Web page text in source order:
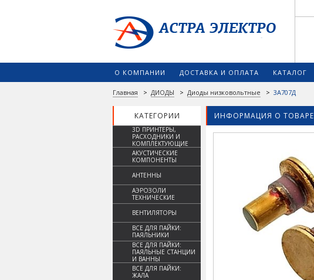
О КОМПАНИИ ДОСТАВКА И ОПЛАТА КАТАЛОГ
Главная > ДИОДЫ > Диоды низковольтные > 3А707Д
КАТЕГОРИИ ИНФОРМАЦИЯ О ТОВАРЕ
3D ПРИНТЕРЫ,
РАСХОДНИКИ И
КОМПЛЕКТУЮЩИЕ
АКУСТИЧЕСКИЕ
КОМПОНЕНТЫ
АНТЕННЫ
АЭРОЗОЛИ
ТЕХНИЧЕСКИЕ
ВЕНТИЛЯТОРЫ
ВСЕ ДЛЯ ПАЙКИ:
ПАЯЛЬНИКИ
ВСЕ ДЛЯ ПАЙКИ:
ПАЯЛЬНЫЕ СТАНЦИИ
И ВАННЫ
ВСЕ ДЛЯ ПАЙКИ:
ЖАЛА